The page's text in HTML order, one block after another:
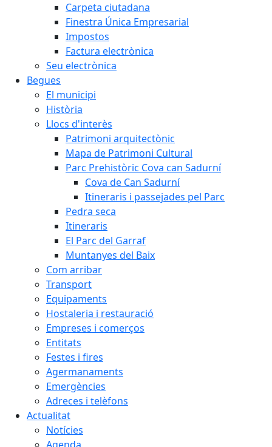
Carpeta ciutadana
Finestra Única Empresarial
Impostos
Factura electrònica
Seu electrònica
Begues
El municipi
Història
Llocs d'interès
Patrimoni arquitectònic
Mapa de Patrimoni Cultural
Parc Prehistòric Cova can Sadurní
Cova de Can Sadurní
Itineraris i passejades pel Parc
Pedra seca
Itineraris
El Parc del Garraf
Muntanyes del Baix
Com arribar
Transport
Equipaments
Hostaleria i restauració
Empreses i comerços
Entitats
Festes i fires
Agermanaments
Emergències
Adreces i telèfons
Actualitat
Notícies